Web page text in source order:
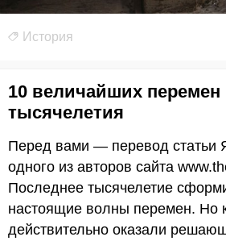
История
10 величайших перемен
тысячелетия
Перед вами — перевод статьи
одного из авторов сайта
Последнее тысячелетие
настоящие волны перемен. Но
действительно оказали